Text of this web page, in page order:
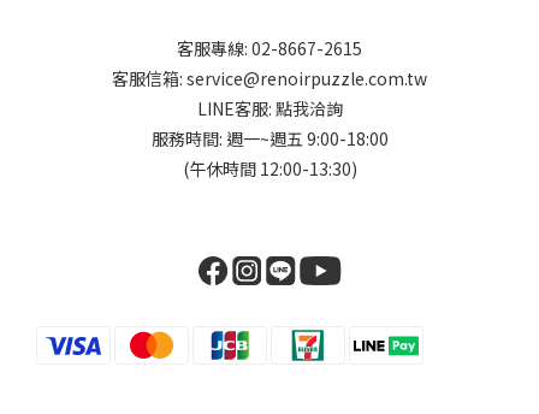
客服專線: 02-8667-2615
客服信箱: service@renoirpuzzle.com.tw
LINE客服: 點我洽詢
服務時間: 週一~週五 9:00-18:00
(午休時間 12:00-13:30)